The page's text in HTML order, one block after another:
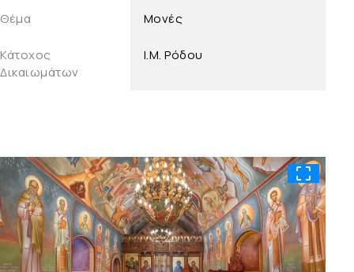
Θέμα Μονές
Κάτοχος
Δικαιωμάτων
Ι.Μ. Ρόδου